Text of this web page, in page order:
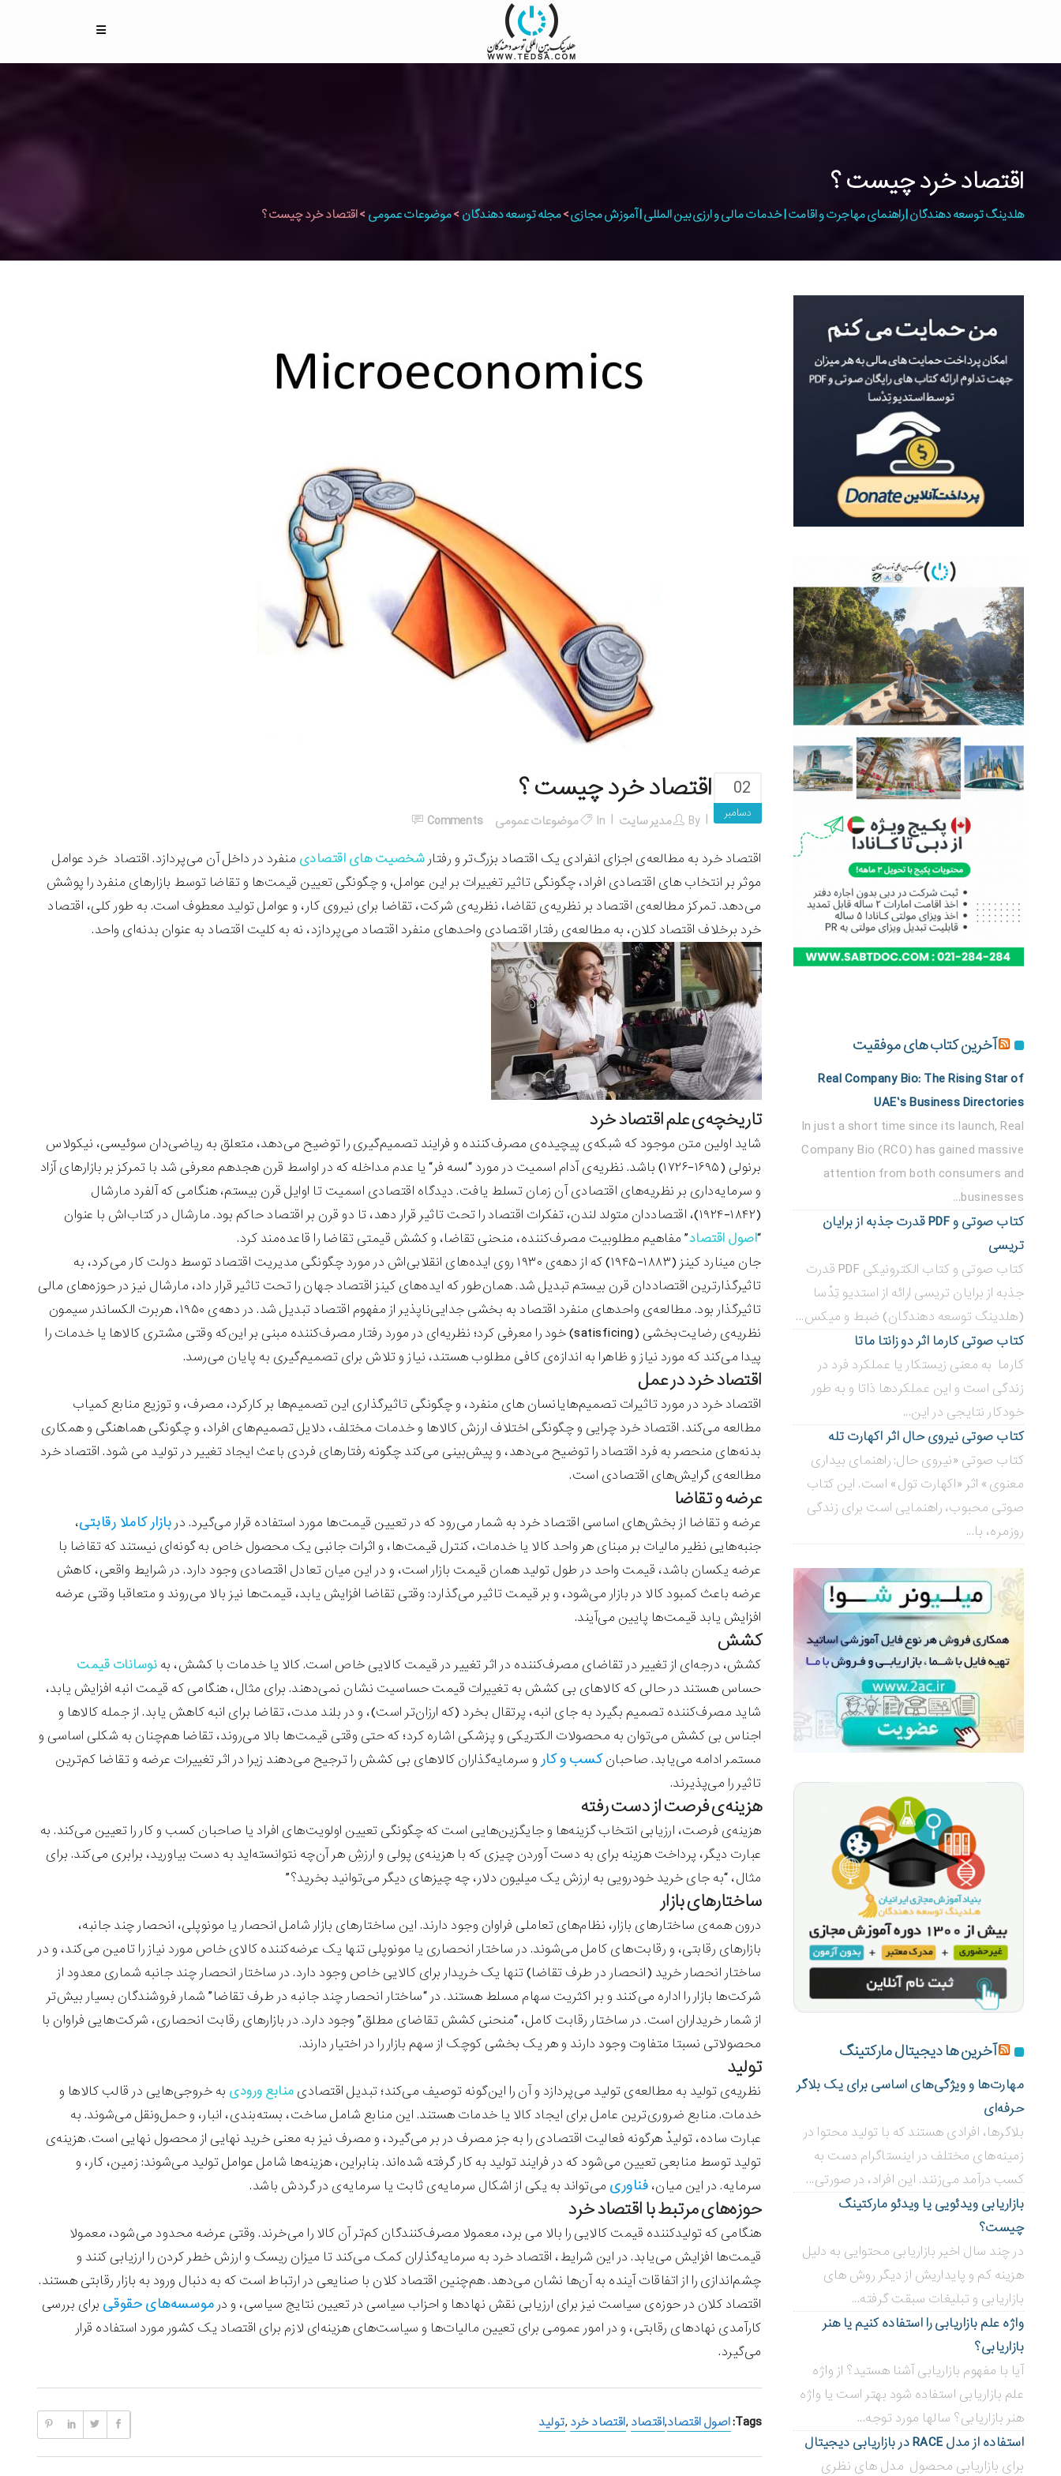
اقتصاد خرد چیست ؟
هلدینگ توسعه دهندگان | راهنمای مهاجرت و اقامت | خدمات مالی و ارزی بین المللی | آموزش مجازی>مجله توسعه دهندگان >موضوعات عمومی >اقتصاد خرد چیست ؟
02
دسامبر
اقتصاد خرد چیست ؟
By مدیر سایت In موضوعات عمومی Comments
اقتصاد خرد به مطالعه‌ی اجزای انفرادی یک اقتصاد بزرگ‌تر و رفتار شخصیت های اقتصادی منفرد در داخل آن می‌پردازد. اقتصاد خرد عوامل
موثر بر انتخاب های اقتصادی افراد، چگونگی تاثیر تغییرات بر این عوامل، و چگونگی تعیین قیمت‌ها و تقاضا توسط بازارهای منفرد را پوشش
می‌دهد. تمرکز مطالعه‌ی اقتصاد بر نظریه‌ی تقاضا، نظریه‌ی شرکت، تقاضا برای نیروی کار، و عوامل تولید معطوف است. به طور کلی، اقتصاد
خرد برخلاف اقتصاد کلان، به مطالعه‌ی رفتار اقتصادی واحدهای منفرد اقتصاد می‌پردازد، نه به کلیت اقتصاد به عنوان بدنه‌ای واحد.
تاریخچه‌ی علم اقتصاد خرد
شاید اولین متن موجود که شبکه‌ی پیچیده‌ی مصرف‌کننده و فرایند تصمیم‌گیری را توضیح می‌دهد، متعلق به ریاضی‌دان سوئیسی، نیکولاس
برنولی (۱۶۹۵-۱۷۲۶) باشد. نظریه‌ی آدام اسمیت در مورد “‌لسه فر‌“‌ یا عدم مداخله که در اواسط قرن هجدهم معرفی شد با تمرکز بر بازارهای آزاد
و سرمایه‌داری بر نظریه‌های اقتصادی آن زمان تسلط یافت. دیدگاه اقتصادی اسمیت تا اوایل قرن بیستم، هنگامی که آلفرد مارشال
(۱۸۴۲-۱۹۲۴)، اقتصاددان متولد لندن، تفکرات اقتصاد را تحت تاثیر قرار دهد، تا دو قرن بر اقتصاد حاکم بود. مارشال در کتاب‌اش با عنوان
“‌اصول اقتصاد‌” مفاهیم مطلوبیت مصرف‌کننده، منحنی تقاضا، و کشش قیمتی تقاضا را قاعده‌مند کرد.
جان مینارد کینز (۱۸۸۳-۱۹۴۵) که از دهه‌ی ۱۹۳۰ روی ایده‌های انقلابی‌اش در مورد چگونگی مدیریت اقتصاد توسط دولت کار می‌کرد، به
تاثیرگذارترین اقتصاددان قرن بیستم تبدیل شد. همان‌طور که ایده‌های کینز اقتصاد جهان را تحت تاثیر قرار داد، مارشال نیز در حوزه‌های مالی
تاثیرگذار بود. مطالعه‌ی واحدهای منفرد اقتصاد به بخشی جدایی‌ناپذیر از مفهوم اقتصاد تبدیل شد. در دهه‌ی ۱۹۵۰، هربرت الکساندر سیمون
نظریه‌ی رضایت‌بخشی (satisficing) خود را معرفی کرد؛ نظریه‌ا‌ی در مورد رفتار مصرف‌کننده مبنی بر این‌که وقتی مشتری کالاها یا خدمات را
پیدا می‌کند که مورد نیاز و ظاهرا به اندازه‌ی کافی مطلوب هستند، نیاز و تلاش برای تصمیم‌گیری به پایان می‌رسد.
اقتصاد خرد در عمل
اقتصاد خرد در مورد تاثیرات تصمیم‌هایانسان های منفرد، و چگونگی تاثیرگذاری این تصمیم‌ها بر کارکرد، مصرف، و توزیع منابع کمیاب
مطالعه می‌کند. اقتصاد خرد چرایی و چگونگی اختلاف ارزش کالاها و خدمات مختلف، دلایل تصمیم‌های افراد، و چگونگی هماهنگی و همکاری
بدنه‌های منحصر به فرد اقتصاد را توضیح می‌دهد، و پیش‌بینی می‌کند چگونه رفتارهای فردی باعث ایجاد تغییر در تولید می شود. اقتصاد خرد
مطالعه‌ی گرایش‌های اقتصادی است.
عرضه و تقاضا
عرضه و تقاضا از بخش‌های اساسی اقتصاد خرد به شمار می‌رود که در تعیین قیمت‌ها مورد استفاده قرار می‌گیرد. در بازار کاملا رقابتی،
جنبه‌هایی نظیر مالیات بر مبنای هر واحد کالا یا خدمات، کنترل قیمت‌ها، و اثرات جانبی یک محصول خاص به گونه‌ای نیستند که تقاضا با
عرضه یکسان باشد، قیمت واحد در طول تولید همان قیمت بازار است، و در این میان تعادل اقتصادی وجود دارد. در شرایط واقعی، کاهش
عرضه باعث کمبود کالا در بازار می‌شود، و بر قیمت تاثیر می‌گذارد: وقتی تقاضا افزایش یابد، قیمت‌ها نیز بالا می‌روند و متعاقبا وقتی عرضه
افزایش یابد قیمت‌ها پایین می‌آیند.
کشش
کشش، درجه‌ای از تغییر در تقاضای مصرف‌کننده در اثر تغییر در قیمت کالایی خاص است. کالا یا خدمات با کشش، به نوسانات قیمت
حساس هستند در حالی که کالاهای بی کشش به تغییرات قیمت حساسیت نشان نمی‌دهند. برای مثال، هنگامی که قیمت انبه افزایش یابد،
شاید مصرف‌کننده تصمیم بگیرد به جای انبه، پرتقال بخرد (که ارزان‌تر است)، و در بلند مدت، تقاضا برای انبه کاهش ‌یابد. از جمله کالاها و
اجناس بی کشش می‌توان به محصولات الکتریکی و پزشکی اشاره کرد؛ که حتی وقتی قیمت‌ها بالا می‌روند، تقاضا هم‌چنان به شکلی اساسی و
مستمر ادامه می‌یابد. صاحبانکسب و کار و سرمایه‌گذاران کالاهای بی کشش را ترجیح می‌دهند زیرا در اثر تغییرات عرضه و تقاضا کم‌ترین
تاثیر را می‌پذیرند.
هزینه‌ی فرصت از دست رفته
هزینه‌ی فرصت، ارزیابی انتخاب گزینه‌ها و جایگزین‌هایی است که چگونگی تعیین اولویت‌های افراد یا صاحبان کسب و کار را تعیین می‌کند. به
عبارت دیگر، پرداخت هزینه‌ برای به دست آوردن چیزی که با هزینه‌ی پولی و ارزشِ هر آن‌چه نتوانسته‌اید به دست بیاورید، برابری می‌کند. برای
مثال، “‌به جای خرید خودرویی به ارزش یک میلیون دلار، چه چیزهای دیگر می‌توانید بخرید؟‌”
ساختارهای بازار
درون همه‌ی ساختارهای بازار، نظام‌های تعاملی فراوان وجود دارند. این ساختارهای بازار شامل انحصار یا مونوپلی، انحصار چند جانبه،
بازارهای رقابتی، و رقابت‌های کامل می‌شوند. در ساختار انحصاری یا مونوپلی تنها یک عرضه‌کننده کالای خاص مورد نیاز را تامین می‌کند، و در
ساختار انحصار خرید (انحصار در طرف تقاضا) تنها یک خریدار برای کالایی خاص وجود دارد. در ساختار انحصار چند جانبه شماری معدود از
شرکت‌ها بازار را اداره می‌کنند و بر اکثریت سهام مسلط هستند. در “ساختار انحصار چند جانبه در طرف تقاضا‌” شمار فروشندگان بسیار بیش‌تر
از شمار خریداران است. در ساختار رقابت کامل، “منحنی کشش تقاضای مطلق‌” وجود دارد. در بازارهای رقابت انحصاری، شرکت‌هایی فراوان با
محصولاتی نسبتا متفاوت وجود دارند و هر یک بخشی کوچک از سهم بازار را در اختیار دارند.
تولید
نظریه‌ی تولید به مطالعه‌ی تولید می‌پردازد و آن را این‌گونه توصیف می‌کند؛ تبدیل اقتصادی منابع ورودی به خروجی‌هایی در قالب کالاها و
خدمات. منابع ضروری‌ترین عامل برای ایجاد کالا یا خدمات هستند. این منابع شامل ساخت، بسته‌بندی، انبار، و حمل‌ونقل می‌شوند. به
عبارت ساده، تولیدْ هرگونه فعالیت اقتصادی را به جز مصرف در بر می‌گیرد، و مصرف نیز به معنی خرید نهایی از محصول نهایی است. هزینه‌ی
تولید توسط منابعی تعیین می‌شود که در فرایند تولید به کار گرفته شده‌اند. بنابراین، هزینه‌ها شامل عوامل تولید می‌شوند: زمین، کار، و
سرمایه. در این میان، فناوری می‌تواند به یکی از اشکال سرمایه‌ی ثابت یا سرمایه‌ی در گردش باشد.
حوزه‌های مرتبط با اقتصاد خرد
هنگامی که تولید‌کننده قیمت کالایی را بالا می برد، معمولا مصرف‌کنندگان کم‌تر آن کالا را می‌خرند. وقتی عرضه محدود می‌شود، معمولا
قیمت‌ها افزایش می‌یابد. در این شرایط، اقتصاد خرد به سرمایه‌گذاران کمک می‌کند تا میزان ریسک و ارزش خطر کردن را ارزیابی کنند و
چشم‌اندازی را از اتفاقات آینده به آن‌ها نشان می‌دهد. هم‌چنین اقتصاد کلان با صنایعی در ارتباط است که به دنبال ورود به بازار رقابتی هستند.
اقتصاد کلان در حوزه‌ی سیاست نیز برای ارزیابی نقش نهادها و احزاب سیاسی در تعیین نتایج سیاسی، و در موسسه‌های حقوقی برای بررسی
کارآمدی نهادهای رقابتی، و در امور عمومی برای تعیین مالیات‌ها و سیاست‌های هزینه‌ای لازم برای اقتصاد یک کشور مورد استفاده قرار
می‌گیرد.
Tags: اصول اقتصاد‌,اقتصاد ,اقتصاد خرد ,تولید
آخرین کتاب های موفقیت
Real Company Bio: The Rising Star of
UAE’s Business Directories
In just a short time since its launch, Real
Company Bio (RCO) has gained massive
attention from both consumers and
businesses...
کتاب صوتی و PDF قدرت جذبه از برایان
تریسی
کتاب صوتی و کتاب الکترونیکی PDF قدرت
جذبه از برایان تریسی ارائه از استدیو تِدْسا
(هلدینگ توسعه دهندگان) ضبط و میکس...
کتاب صوتی کارما اثر دو زانتا ماتا
کارما به معنی زیستکار یا عملکرد فرد در
زندگی است و این عملکردها ذاتا و به طور
خودکار نتایجی در این...
کتاب صوتی نیروی حال اثر اکهارت تله
کتاب صوتی «نیروی حال: راهنمای بیداری
معنوی» اثر «اکهارت تول» است. این کتاب
صوتی محبوب، راهنمایی است برای زندگی
روزمره، با...
آخرین ها دیجیتال مارکتینگ
مهارت‌ها و ویژگی‌های اساسی برای یک بلاگر
حرفه‌ای
بلاگر‌ها، افرادی هستند که با تولید محتوا در
زمینه‌های مختلف در اینستاگرام دست به
کسب درآمد می‌زنند. این افراد، در صورتی...
بازاریابی ویدئویی ‌یا ویدئو مارکتینگ
چیست؟
در چند سال اخیر بازاریابی محتوایی به دلیل
هزینه کم و پایداریش از دیگر روش های
بازاریابی و تبلیغات سبقت گرفته...
واژه علم بازاریابی را استفاده کنیم یا هنر
بازاریابی؟
آیا با مفهوم بازاریابی آشنا هستید؟ از واژه
علم بازاریابی استفاده شود بهتر است یا واژه
هنر بازاریابی؟ سالها مورد توجه...
استفاده از مدل RACE در بازاریابی دیجیتال
برای بازاریابی محصول مدل های نظری